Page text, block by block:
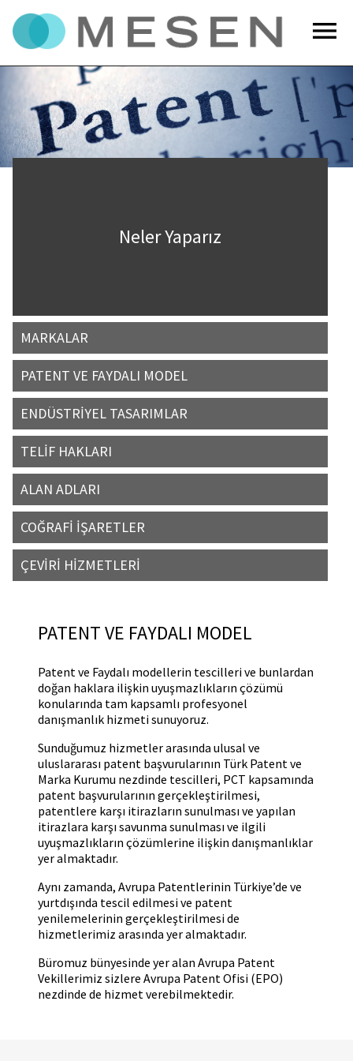
menu
Neler Yaparız
MARKALAR
PATENT VE FAYDALI MODEL
ENDÜSTRİYEL TASARIMLAR
TELİF HAKLARI
ALAN ADLARI
COĞRAFİ İŞARETLER
ÇEVİRİ HİZMETLERİ
PATENT VE FAYDALI MODEL
Patent ve Faydalı modellerin tescilleri ve bunlardan
doğan haklara ilişkin uyuşmazlıkların çözümü
konularında tam kapsamlı profesyonel
danışmanlık hizmeti sunuyoruz.
Sunduğumuz hizmetler arasında ulusal ve
uluslararası patent başvurularının Türk Patent ve
Marka Kurumu nezdinde tescilleri, PCT kapsamında
patent başvurularının gerçekleştirilmesi,
patentlere karşı itirazların sunulması ve yapılan
itirazlara karşı savunma sunulması ve ilgili
uyuşmazlıkların çözümlerine ilişkin danışmanlıklar
yer almaktadır.
Aynı zamanda, Avrupa Patentlerinin Türkiye’de ve
yurtdışında tescil edilmesi ve patent
yenilemelerinin gerçekleştirilmesi de
hizmetlerimiz arasında yer almaktadır.
Büromuz bünyesinde yer alan Avrupa Patent
Vekillerimiz sizlere Avrupa Patent Ofisi (EPO)
nezdinde de hizmet verebilmektedir.